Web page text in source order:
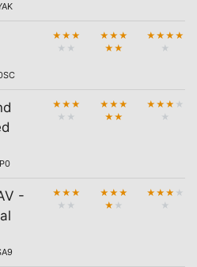
★ ★ ★
★ ★
★ ★ ★
★ ★
★ ★ ★ ★
★
★ ★ ★
★ ★
★ ★ ★
★ ★
★ ★ ★ ★
★
-
★ ★ ★
★ ★
★ ★ ★
★ ★
★ ★ ★ ★
★